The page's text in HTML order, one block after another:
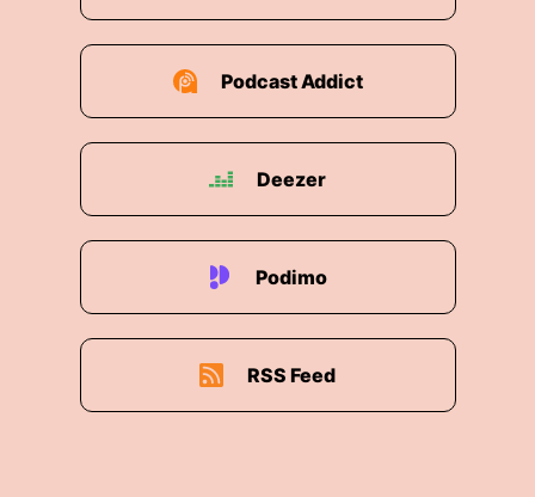
Podcast Addict
Deezer
Podimo
RSS Feed